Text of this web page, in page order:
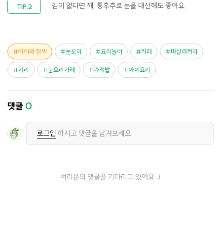
김이 없다면 깨, 통후추로 눈을 대신해도 좋아요.
아이와 함께 눈오리 요리놀이 카레 마살라커리
커리 눈오리카레 카레밥 아이요리
댓글 0
로그인 하시고 댓글을 남겨보세요.
여러분의 댓글을 기다리고 있어요 :)